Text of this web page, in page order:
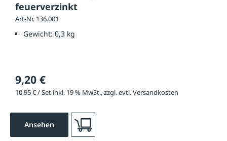
feuerverzinkt
Art-Nr. 136.001
Gewicht: 0,3 kg
9,20 €
10,95 € / Set inkl. 19 % MwSt., zzgl. evtl. Versandkosten
Ansehen